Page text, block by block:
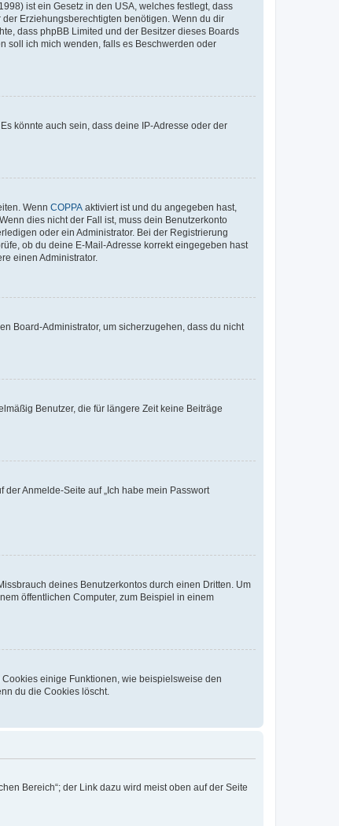
ist ein Gesetz in den USA, welches festlegt, dass
Erziehungsberechtigten benötigen. Wenn du dir
dass phpBB Limited und der Besitzer dieses Boards
soll ich mich wenden, falls es Beschwerden oder
könnte auch sein, dass deine IP-Adresse oder der
Wenn COPPA aktiviert ist und du angegeben hast,
dies nicht der Fall ist, muss dein Benutzerkonto
oder ein Administrator. Bei der Registrierung
ob du deine E-Mail-Adresse korrekt eingegeben hast
einen Administrator.
Board-Administrator, um sicherzugehen, dass du nicht
Benutzer, die für längere Zeit keine Beiträge
Anmelde-Seite auf „Ich habe mein Passwort
deines Benutzerkontos durch einen Dritten. Um
öffentlichen Computer, zum Beispiel in einem
einige Funktionen, wie beispielsweise den
du die Cookies löscht.
Bereich“; der Link dazu wird meist oben auf der Seite